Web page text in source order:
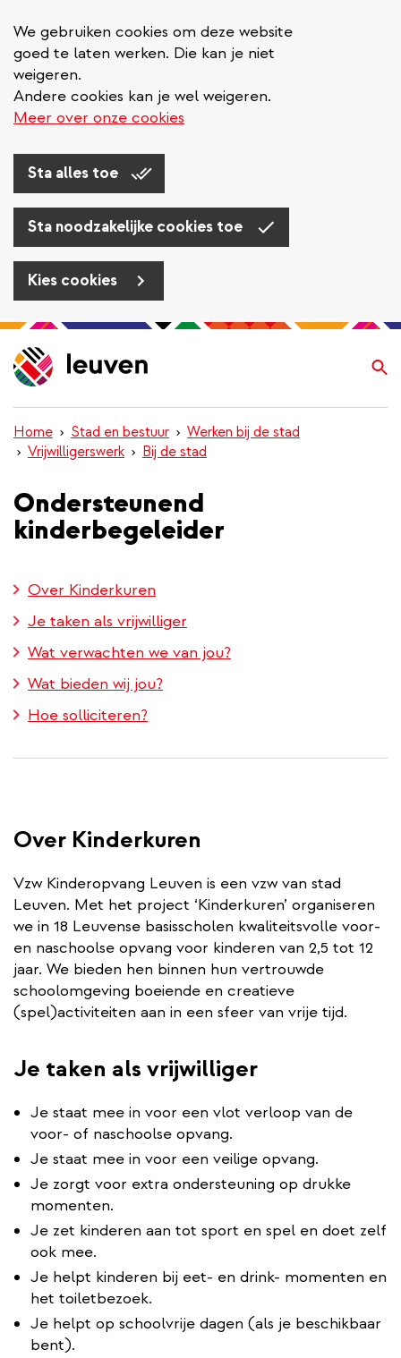
We gebruiken cookies om deze website
goed te laten werken. Die kan je niet
weigeren.
Andere cookies kan je wel weigeren.
Meer over onze cookies
Sta alles toe
Sta noodzakelijke cookies toe
Kies cookies
Overslaan
en
naar
inhoud
gaan
Home Stad en bestuur
Werken bij de stad
Vrijwilligerswerk
Bij de stad
Ondersteunend
kinderbegeleider
Over Kinderkuren
Je taken als vrijwilliger
Wat verwachten we van jou?
Wat bieden wij jou?
Hoe solliciteren?
Over Kinderkuren
Vzw Kinderopvang Leuven is een vzw van stad
Leuven. Met het project ‘Kinderkuren’ organiseren
we in 18 Leuvense basisscholen kwaliteitsvolle voor-
en naschoolse opvang voor kinderen van 2,5 tot 12
jaar. We bieden hen binnen hun vertrouwde
schoolomgeving boeiende en creatieve
(spel)activiteiten aan in een sfeer van vrije tijd.
Je taken als vrijwilliger
Je staat mee in voor een vlot verloop van de
voor- of naschoolse opvang.
Je staat mee in voor een veilige opvang.
Je zorgt voor extra ondersteuning op drukke
momenten.
Je zet kinderen aan tot sport en spel en doet zelf
ook mee.
Je helpt kinderen bij eet- en drink- momenten en
het toiletbezoek.
Je helpt op schoolvrije dagen (als je beschikbaar
bent).